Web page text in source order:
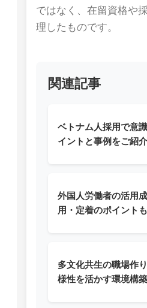
ではなく、在留資格や
理したものです。
関連記事
ベトナム人採用で意
イントと事例をご紹介
外国人労働者の活用
用・定着のポイント
多文化共生の職場作
様性を活かす環境構築